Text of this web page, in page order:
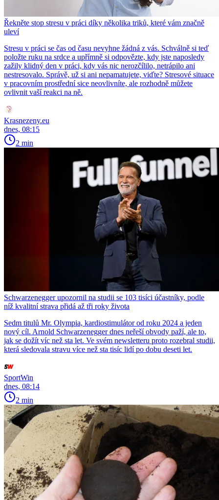
Řekněte stop stresu v práci díky několika triků, které vám značně
uleví
Stresu v práci se čas od času nevyhne žádná z vás. Schválně si teď
položte ruku na srdce a upřímně si odpovězte, kdy jste naposledy
zažily klidný den v práci, kdy vás nic nerozčílilo, netrápilo ani
nestresovalo. Správě, už si ani nepamatujete, viďte? Stresové situace
v pracovním prostřední sice neovlivníte, ale rozhodně můžete
ovlivnit vaší reakci na ně.
Krasnezeny.eu
dnes, 08:15
2 min
Schwarzenegger upozornil na studii se 103 tisíci účastníky, podle
níž kvalitní strava přidá až tři roky života
Sedm titulů Mr. Olympia, kardiostimulátor od roku 2024 a jeden
nový cíl. Arnold Schwarzenegger dnes neřeší obvody paží, ale to,
jak se dožít víc než sta let. Ve svém newsletteru proto rozebral studii,
která sledovala stravu více než sta tisíc lidí po dobu deseti let.
SportWin
dnes, 08:14
2 min